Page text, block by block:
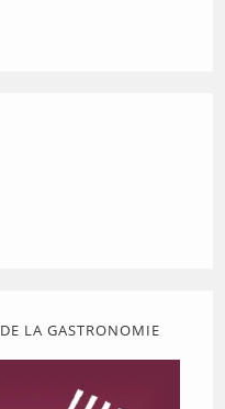
LA GASTRONOMIE